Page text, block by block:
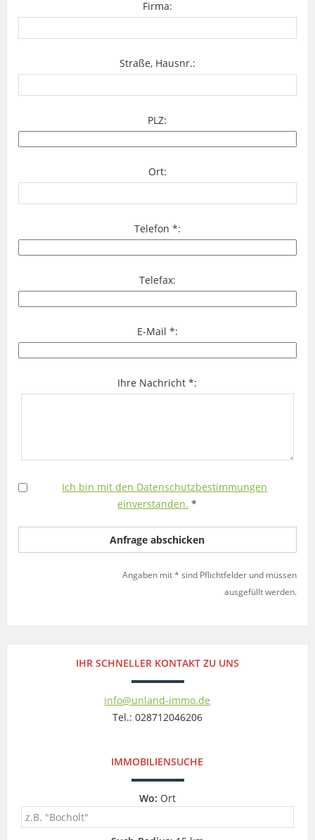
Firma:
Straße, Hausnr.:
PLZ:
Ort:
Telefon *:
Telefax:
E-Mail *:
Ihre Nachricht *:
Ich bin mit den Datenschutzbestimmungen
einverstanden. *
Angaben mit * sind Pflichtfelder und müssen
ausgefüllt werden.
IHR SCHNELLER KONTAKT ZU UNS
info@unland-immo.de
Tel.: 028712046206
IMMOBILIENSUCHE
Wo: Ort